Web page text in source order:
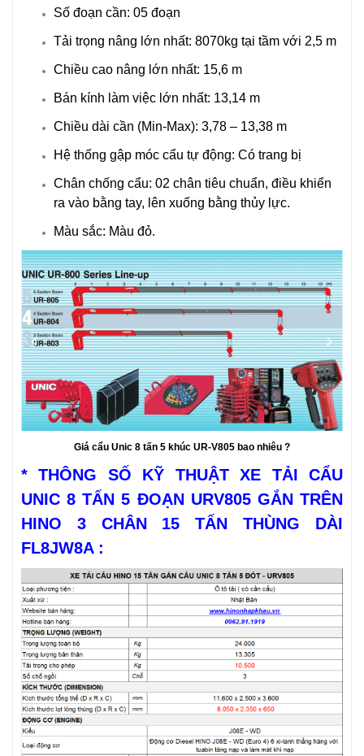
Số đoạn cần: 05 đoạn
Tải trọng nâng lớn nhất: 8070kg tại tầm với 2,5 m
Chiều cao nâng lớn nhất: 15,6 m
Bán kính làm việc lớn nhất: 13,14 m
Chiều dài cần (Min-Max): 3,78 – 13,38 m
Hệ thống gập móc cẩu tự động: Có trang bị
Chân chống cẩu: 02 chân tiêu chuẩn, điều khiển
ra vào bằng tay, lên xuống bằng thủy lực.
Màu sắc: Màu đỏ.
Giá cẩu Unic 8 tấn 5 khúc UR-V805 bao nhiêu ?
* THÔNG SỐ KỸ THUẬT XE TẢI CẨU
UNIC 8 TẤN 5 ĐOẠN URV805 GẮN TRÊN
HINO 3 CHÂN 15 TẤN THÙNG DÀI
FL8JW8A :